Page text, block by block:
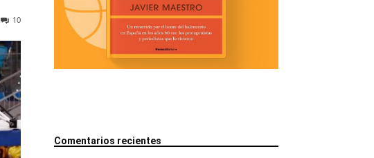
10
Comentarios recientes